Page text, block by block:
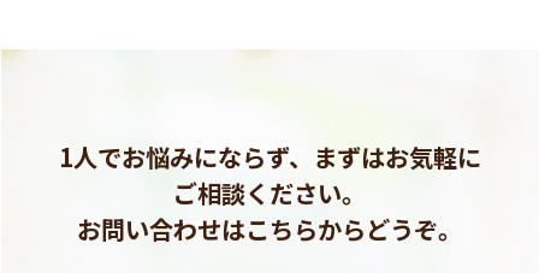
1人でお悩みにならず、まずはお気軽に
ご相談ください。
お問い合わせはこちらからどうぞ。